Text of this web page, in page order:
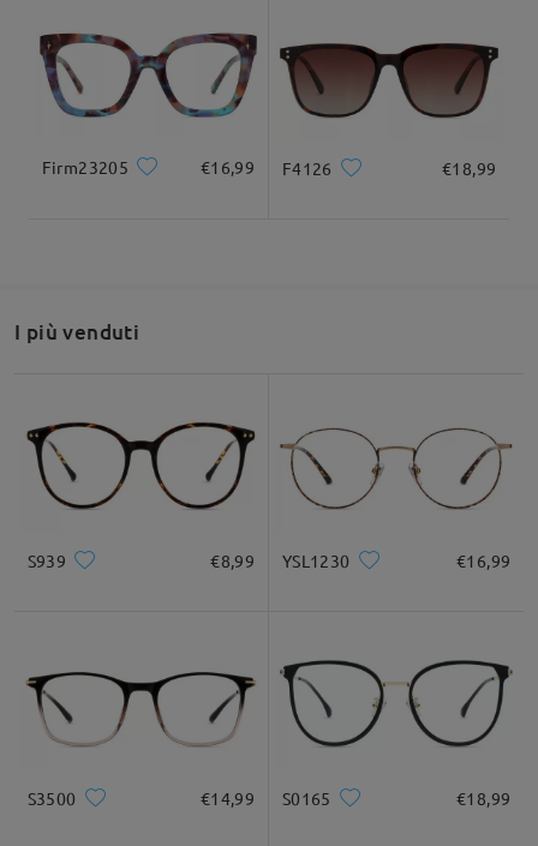
ulteriore assistenza, non esitare a contattarci tramite LiveChat
(24 ore su 24, 7 giorni su 7) o inviaci un'e-mail all'indirizzo
service@firmoo.it. Siamo sempre qui per aiutarti!
su Jan 7 , 2026
Grazie per la tua richiesta!
In realtà, il colore della montatura è lo stesso, ciò che li
differenzia è il design o la curvatura.
Firm23205 €16,99 F4126 €18,99
I più venduti
S939 €8,99 YSL1230 €16,99
S3500 €14,99 S0165 €18,99